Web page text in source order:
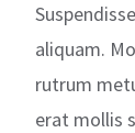
aliquam.
rutrum
erat mollis